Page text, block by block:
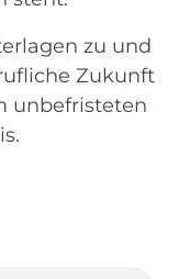
zu und
Zukunft
unbefristeten